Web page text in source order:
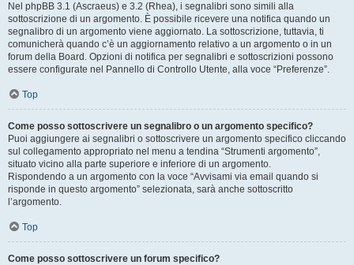
Nel phpBB 3.1 (Ascraeus) e 3.2 (Rhea), i segnalibri sono simili alla
sottoscrizione di un argomento. È possibile ricevere una notifica quando un
segnalibro di un argomento viene aggiornato. La sottoscrizione, tuttavia, ti
comunicherà quando c’è un aggiornamento relativo a un argomento o in un
forum della Board. Opzioni di notifica per segnalibri e sottoscrizioni possono
essere configurate nel Pannello di Controllo Utente, alla voce “Preferenze”.
Top
Come posso sottoscrivere un segnalibro o un argomento specifico?
Puoi aggiungere ai segnalibri o sottoscrivere un argomento specifico cliccando
sul collegamento appropriato nel menu a tendina “Strumenti argomento”,
situato vicino alla parte superiore e inferiore di un argomento.
Rispondendo a un argomento con la voce “Avvisami via email quando si
risponde in questo argomento” selezionata, sarà anche sottoscritto
l’argomento.
Top
Come posso sottoscrivere un forum specifico?